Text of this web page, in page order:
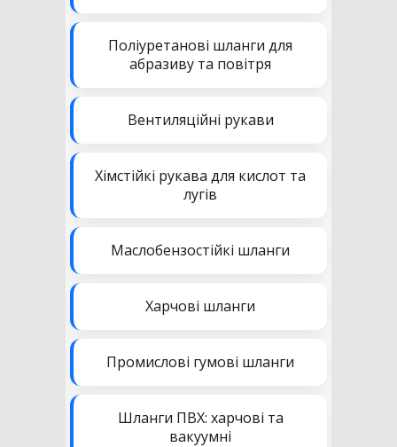
Поліуретанові шланги для
абразиву та повітря
Вентиляційні рукави
Хімстійкі рукава для кислот та
лугів
Маслобензостійкі шланги
Харчові шланги
Промислові гумові шланги
Шланги ПВХ: харчові та
вакуумні